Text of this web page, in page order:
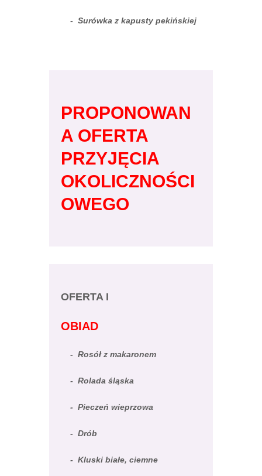
- Surówka z kapusty pekińskiej
PROPONOWAN
A OFERTA
PRZYJĘCIA
OKOLICZNOŚCI
OWEGO
OFERTA I
OBIAD
- Rosół z makaronem
- Rolada śląska
- Pieczeń wieprzowa
- Drób
- Kluski białe, ciemne